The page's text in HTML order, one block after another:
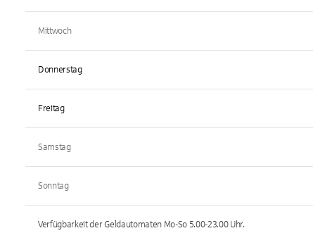
Mittwoch
Donnerstag
Freitag
Samstag
Sonntag
Verfügbarkeit der Geldautomaten Mo-So 5.00-23.00Uhr.